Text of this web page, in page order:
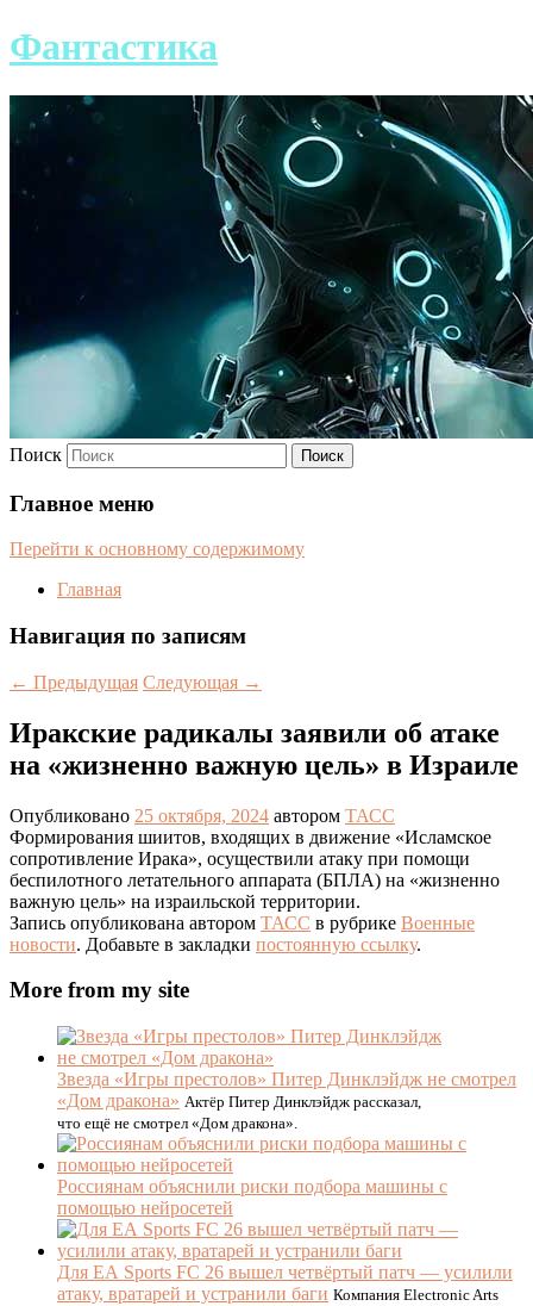
Фантастика
Поиск
Главное меню
Перейти к основному содержимому
Главная
Навигация по записям
← Предыдущая Следующая →
Иракские радикалы заявили об атаке
на «жизненно важную цель» в Израиле
Опубликовано 25 октября, 2024 автором ТАСС
Формирования шиитов, входящих в движение «Исламское
сопротивление Ирака», осуществили атаку при помощи
беспилотного летательного аппарата (БПЛА) на «жизненно
важную цель» на израильской территории.
Запись опубликована автором ТАСС в рубрике Военные
новости. Добавьте в закладки постоянную ссылку.
More from my site
Звезда «Игры престолов» Питер Динклэйдж не смотрел
«Дом дракона» Актёр Питер Динклэйдж рассказал,
что ещё не смотрел «Дом дракона».
Россиянам объяснили риски подбора машины с
помощью нейросетей
Для EA Sports FC 26 вышел четвёртый патч — усилили
атаку, вратарей и устранили баги Компания Electronic Arts